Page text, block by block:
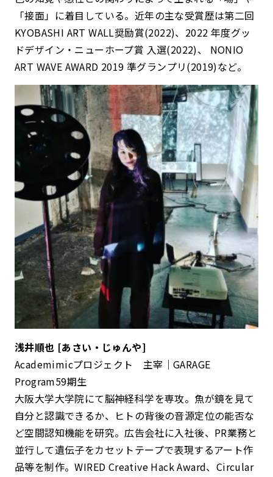
「接面」に着目している。近年の主な受賞歴は第二回
KYOBASHI ART WALL奨励賞(2022)、2022 年度グッ
ドデザイン・ニューホープ賞 入選(2022)、 NONIO
ART WAVE AWARD 2019 準グランプリ(2019)など。
浅井順也 [あさい・じゅんや]
Academimicプロジェクト 主宰｜GARAGE
Program59期生
大阪大学大学院にて脳神経科学を専攻。魚が鏡を見て
自分と認識できるか、ヒトの背後の音源定位の能否な
ど空間認知機能を研究。広告会社に入社後、PR業務と
並行して遺伝子をカセットテープで表現するアート作
品等を制作。WIRED Creative Hack Award、Circular